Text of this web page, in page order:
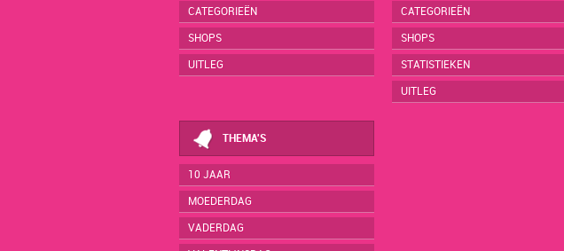
CATEGORIEËN
SHOPS
UITLEG
CATEGORIEËN
SHOPS
STATISTIEKEN
UITLEG
THEMA'S
10 JAAR
MOEDERDAG
VADERDAG